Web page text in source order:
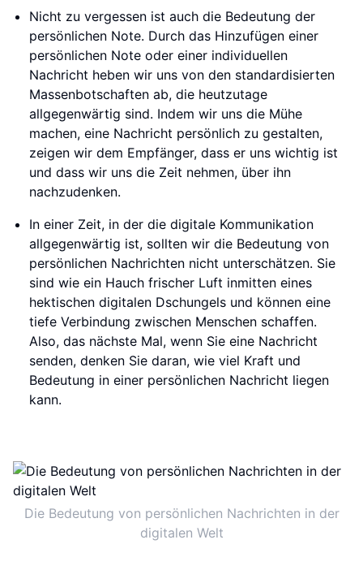
Nicht zu vergessen ist auch die Bedeutung der
persönlichen Note. Durch das Hinzufügen einer
persönlichen Note oder einer individuellen
Nachricht heben wir uns von den standardisierten
Massenbotschaften ab, die heutzutage
allgegenwärtig sind. Indem wir uns die Mühe
machen, eine Nachricht persönlich zu gestalten,
zeigen wir dem Empfänger, dass er uns wichtig ist
und dass wir uns die Zeit nehmen, über ihn
nachzudenken.
In einer Zeit, in der die digitale Kommunikation
allgegenwärtig ist, sollten wir die Bedeutung von
persönlichen Nachrichten nicht unterschätzen. Sie
sind wie ein Hauch frischer Luft inmitten eines
hektischen digitalen Dschungels und können eine
tiefe Verbindung zwischen Menschen schaffen.
Also, das nächste Mal, wenn Sie eine Nachricht
senden, denken Sie daran, wie viel Kraft und
Bedeutung in einer persönlichen Nachricht liegen
kann.
Die Bedeutung von persönlichen Nachrichten in der
digitalen Welt